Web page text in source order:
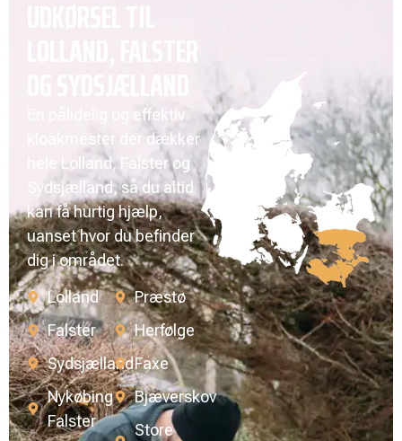
En pålidelig og effektiv
kloakmester der dækker
hele Lolland, Falster og
Sydsjælland, så du altid
kan få hurtig hjælp,
uanset hvor du befinder
dig i området.
Lolland
Falster
Sydsjælland
Nykøbing
Falster
Præstø
Herfølge
Faxe
Bjæverskov
Store